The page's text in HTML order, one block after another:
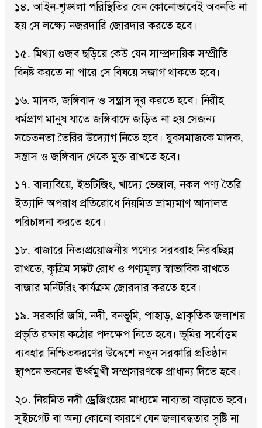
১৪. আইন-শৃঙ্খলা পরিস্থিতির যেন কোনোভাবেই অবনতি না
হয় সে লক্ষ্যে নজরদারি জোরদার করতে হবে।
১৫. মিথ্যা গুজব ছড়িয়ে কেউ যেন সাম্প্রদায়িক সম্প্রীতি
বিনষ্ট করতে না পারে সে বিষয়ে সজাগ থাকতে হবে।
১৬. মাদক, জঙ্গিবাদ ও সন্ত্রাস দূর করতে হবে। নিরীহ
ধর্মপ্রাণ মানুষ যাতে জঙ্গিবাদে জড়িত না হয় সেজন্য
সচেতনতা তৈরির উদ্যোগ নিতে হবে। যুবসমাজকে মাদক,
সন্ত্রাস ও জঙ্গিবাদ থেকে মুক্ত রাখতে হবে।
১৭. বাল্যবিয়ে, ইভটিজিং, খাদ্যে ভেজাল, নকল পণ্য তৈরি
ইত্যাদি অপরাধ প্রতিরোধে নিয়মিত ভ্রাম্যমাণ আদালত
পরিচালনা করতে হবে।
১৮. বাজারে নিত্যপ্রয়োজনীয় পণ্যের সরবরাহ নিরবচ্ছিন্ন
রাখতে, কৃত্রিম সঙ্কট রোধ ও পণ্যমূল্য স্বাভাবিক রাখতে
বাজার মনিটরিং কার্যক্রম জোরদার করতে হবে।
১৯. সরকারি জমি, নদী, বনভূমি, পাহাড়, প্রাকৃতিক জলাশয়
প্রভৃতি রক্ষায় কঠোর পদক্ষেপ নিতে হবে। ভূমির সর্বোত্তম
ব্যবহার নিশ্চিতকরণের উদ্দেশে নতুন সরকারি প্রতিষ্ঠান
স্থাপনে ভবনের ঊর্ধ্বমুখী সম্প্রসারণকে প্রাধান্য দিতে হবে।
২০. নিয়মিত নদী ড্রেজিংয়ের মাধ্যমে নাব্যতা বাড়াতে হবে।
সুইচগেট বা অন্য কোনো কারণে যেন জলাবদ্ধতার সৃষ্টি না